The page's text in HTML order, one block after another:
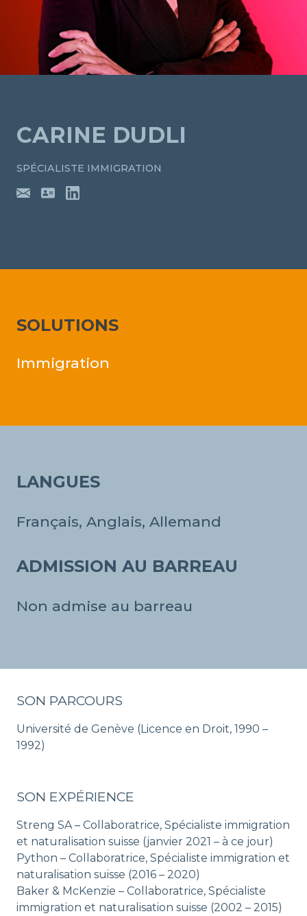
CARINE DUDLI
SPÉCIALISTE IMMIGRATION
SOLUTIONS
Immigration
LANGUES
Français, Anglais, Allemand
ADMISSION AU BARREAU
Non admise au barreau
SON PARCOURS
Université de Genève (Licence en Droit, 1990 –
1992)
SON EXPÉRIENCE
Streng SA – Collaboratrice, Spécialiste immigration
et naturalisation suisse (janvier 2021 – à ce jour)
Python – Collaboratrice, Spécialiste immigration et
naturalisation suisse (2016 – 2020)
Baker & McKenzie – Collaboratrice, Spécialiste
immigration et naturalisation suisse (2002 – 2015)